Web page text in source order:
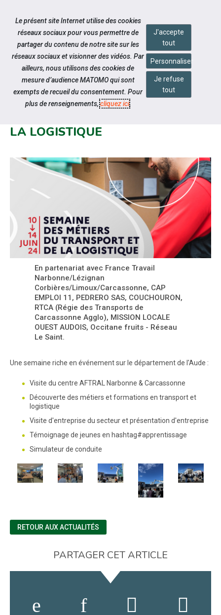
Aller au contenu
Notre actualité
RETOUR SUR LA SEMAINE DES
LA LOGISTIQUE
En partenariat avec France Travail
Narbonne/Lézignan
Corbières/Limoux/Carcassonne, CAP
EMPLOI 11, PEDRERO SAS, COUCHOURON,
RTCA (Régie des Transports de
Carcassonne Agglo), MISSION LOCALE
OUEST AUDOIS, Occitane fruits - Réseau
Le Saint.
Une semaine riche en événement sur le département de l'Aude :
Visite du centre AFTRAL Narbonne & Carcassonne
Découverte des métiers et formations en transport et
logistique
Visite d'entreprise du secteur et présentation d'entreprise
Témoignage de jeunes en hashtag#apprentissage
Simulateur de conduite
RETOUR AUX ACTUALITÉS
PARTAGER CET ARTICLE
Le présent site Internet utilise des cookies
réseaux sociaux pour vous permettre de
partager du contenu de notre site sur les
réseaux sociaux et visionner des vidéos. Par
ailleurs, nous utilisons des cookies de
mesure d’audience MATOMO qui sont
exempts de recueil du consentement. Pour
plus de renseignements,cliquez ici.
J'accepte
tout
Personnaliser
Je refuse
tout